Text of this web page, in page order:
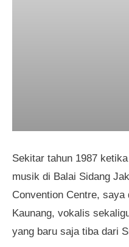
Sekitar tahun 1987
musik di Balai Sidang
Convention Centre, saya
Kaunang, vokalis
yang baru saja tiba dari